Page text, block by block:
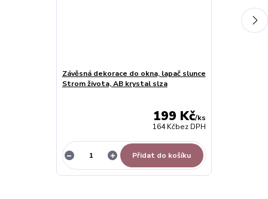
Závěsná dekorace do okna, lapač slunce
Strom života, AB krystal slza
199 Kč/ks
164 Kčbez DPH
Přidat do košíku